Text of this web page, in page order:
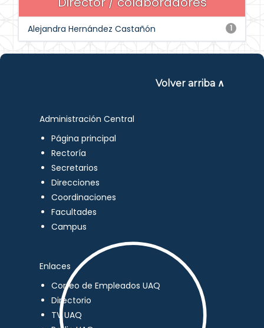
1
Alejandra Hernández Castañón
Volver arriba ∧
Administración Central
Página principal
Rectoría
Secretarios
Direcciones
Coordinaciones
Facultades
Campus
Enlaces
Correo de Empleados UAQ
Directorio
TV UAQ